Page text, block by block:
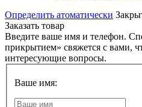
Определить атоматически
Заказать товар
Введите ваше имя и телефон.
прикрытием» свяжется с вами,
интересующие вопросы.
Ваше имя: